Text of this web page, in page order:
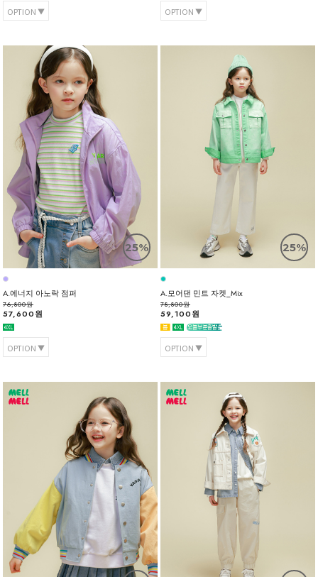
OPTION OPTION
25%
A.에너지 아노락 점퍼
76,800원
57,600원
OPTION
25%
A.모어댄 민트 자켓_Mix
78,800원
59,100원
OPTION